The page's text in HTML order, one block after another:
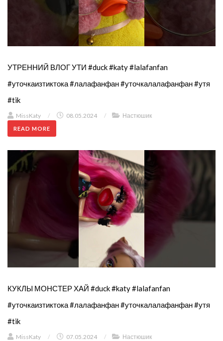
УТРЕННИЙ ВЛОГ УТИ #duck #katy #lalafanfan
#уточкаизтиктока #лалафанфан #уточкалалафанфан #утя
#tik
MissKaty / 08.05.2024 / Настюшик
READ MORE
КУКЛЫ МОНСТЕР ХАЙ #duck #katy #lalafanfan
#уточкаизтиктока #лалафанфан #уточкалалафанфан #утя
#tik
MissKaty / 07.05.2024 / Настюшик